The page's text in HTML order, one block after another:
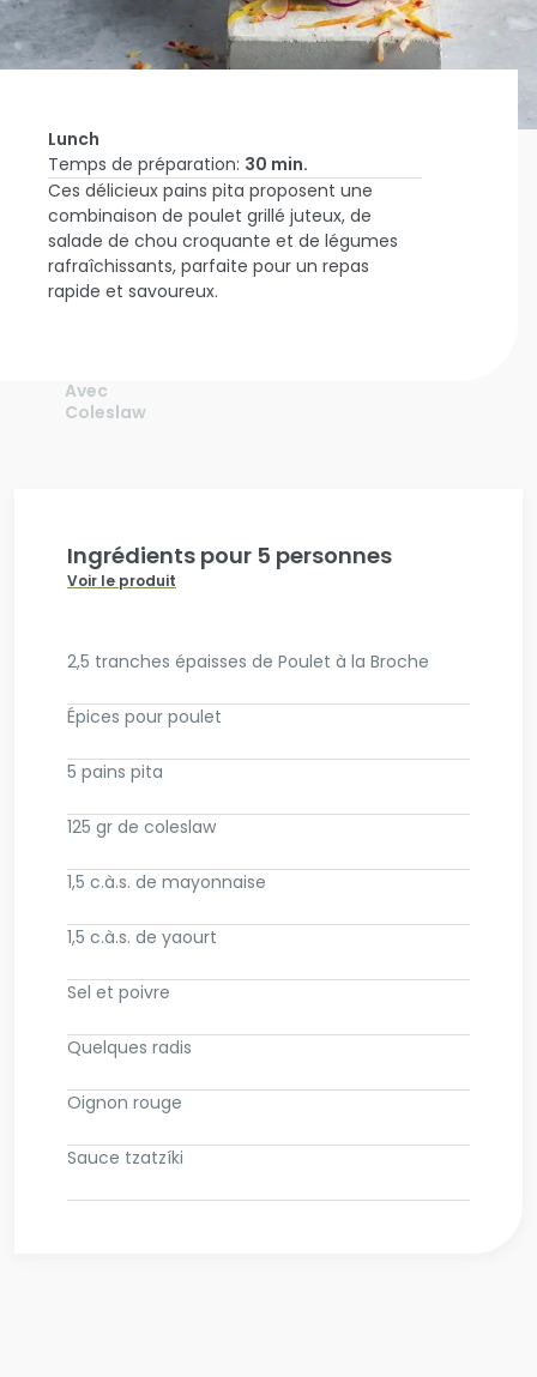
Accueil
Inspire-
moi
Steak
Minute
Poulet À
Avec
Coleslaw
Lunch
Temps de préparation: 30 min.
Ces délicieux pains pita proposent une
combinaison de poulet grillé juteux, de
salade de chou croquante et de légumes
rafraîchissants, parfaite pour un repas
rapide et savoureux.
Ingrédients pour 5 personnes
Voir le produit
2,5 tranches épaisses de Poulet à la Broche
Épices pour poulet
5 pains pita
125 gr de coleslaw
1,5 c.à.s. de mayonnaise
1,5 c.à.s. de yaourt
Sel et poivre
Quelques radis
Oignon rouge
Sauce tzatzíki